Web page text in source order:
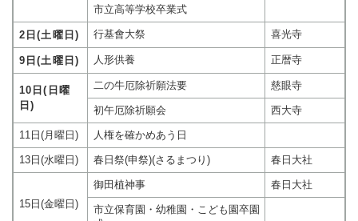
市立高等学校卒業式
2日(土曜日) 行基會大祭 喜光寺
9日(土曜日) 人形供養 正暦寺
10日(日曜
日)
二の牛厄除祈願法要 慈眼寺
初午厄除祈願会 西大寺
11日(月曜日) 人権を確かめあう日
13日(水曜日) 春日祭(申祭)(さるまつり) 春日大社
15日(金曜日)
御田植神事 春日大社
市立保育園・幼稚園・こども園卒園